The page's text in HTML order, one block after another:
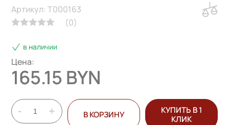
(0)
Артикул: T000163
в наличии
Цена:
165.15 BYN
- + В КОРЗИНУ
КУПИТЬ В 1
КЛИК